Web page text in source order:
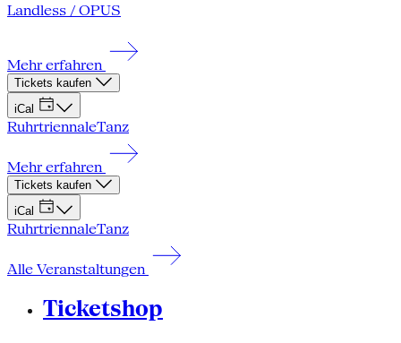
Landless / OPUS
Mehr erfahren
Tickets kaufen
iCal
RuhrtriennaleTanz
Mehr erfahren
Tickets kaufen
iCal
RuhrtriennaleTanz
Alle Veranstaltungen
Ticketshop